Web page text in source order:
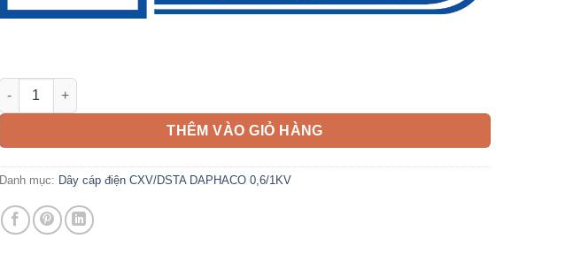
Dây cáp điện CXV/DSTA 35mm2 DAPHACO 0,6/1KV số lượng
THÊM VÀO GIỎ HÀNG
Danh mục: Dây cáp điện CXV/DSTA DAPHACO 0,6/1KV